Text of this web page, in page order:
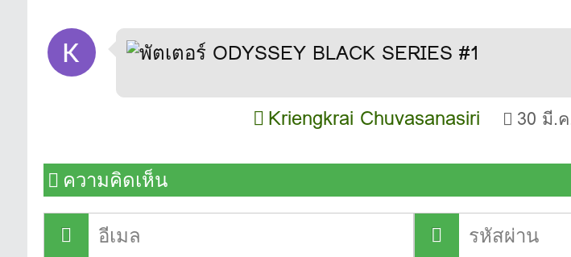
Kriengkrai Chuvasanasiri 30 มี.
ความคิดเห็น